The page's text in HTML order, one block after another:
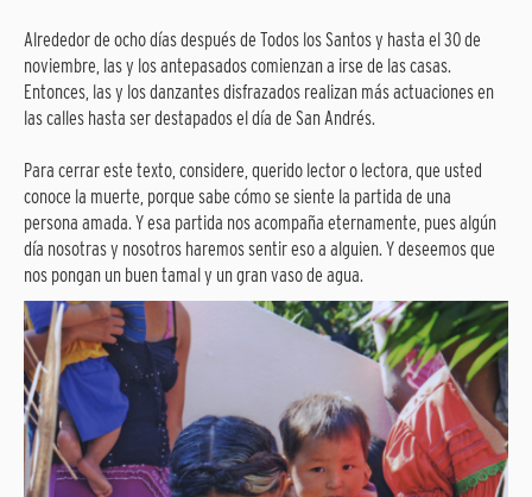
Alrededor de ocho días después de Todos los Santos y hasta el 30 de
noviembre, las y los antepasados comienzan a irse de las casas.
Entonces, las y los danzantes disfrazados realizan más actuaciones en
las calles hasta ser destapados el día de San Andrés.
Para cerrar este texto, considere, querido lector o lectora, que usted
conoce la muerte, porque sabe cómo se siente la partida de una
persona amada. Y esa partida nos acompaña eternamente, pues algún
día nosotras y nosotros haremos sentir eso a alguien. Y deseemos que
nos pongan un buen tamal y un gran vaso de agua.